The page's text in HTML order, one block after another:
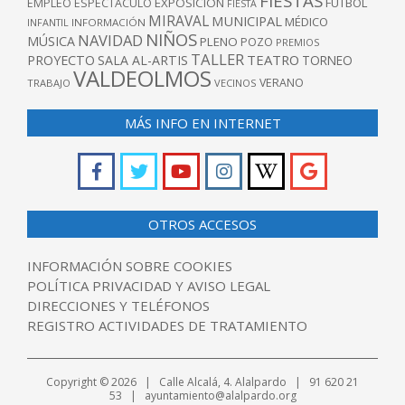
EMPLEO ESPECTÁCULO FIESTA
INFANTIL INFORMACIÓN MIRAVAL MUNICIPAL MÉDICO
MÚSICA NAVIDAD NIÑOS PLENO POZO PREMIOS
PROYECTO SALA AL-ARTIS TALLER TEATRO TORNEO
TRABAJO VALDEOLMOS VECINOS VERANO
MÁS INFO EN INTERNET
OTROS ACCESOS
INFORMACIÓN SOBRE COOKIES
POLÍTICA PRIVACIDAD Y AVISO LEGAL
DIRECCIONES Y TELÉFONOS
REGISTRO ACTIVIDADES DE TRATAMIENTO
Copyright © 2026 | Calle Alcalá, 4. Alalpardo | 91 620 21
53 | ayuntamiento@alalpardo.org